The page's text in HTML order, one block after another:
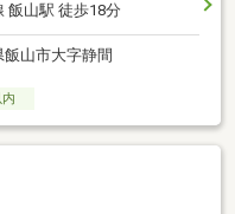
飯山駅 徒歩18分
飯山市大字静間